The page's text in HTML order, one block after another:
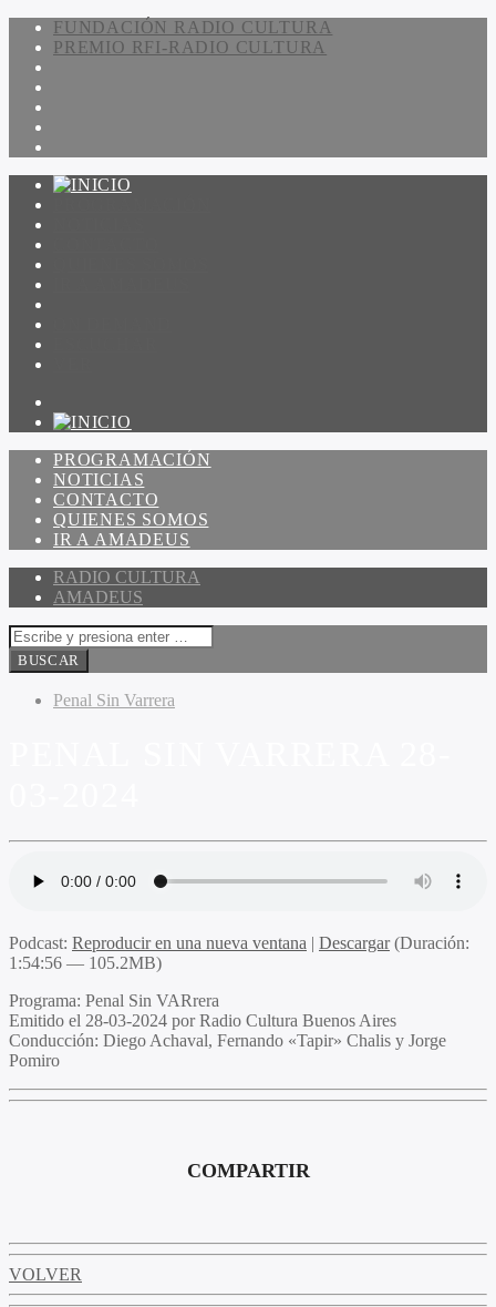
FUNDACIÓN RADIO CULTURA
PREMIO RFI-RADIO CULTURA
PROGRAMACIÓN
NOTICIAS
CONTACTO
QUIENES SOMOS
IR A AMADEUS
RADIO CULTURA
AMADEUS
Penal Sin Varrera
Podcast: Reproducir en una nueva ventana | Descargar(Duración:
1:54:56 — 105.2MB)
Programa: Penal Sin VARrera
Emitido el 28-03-2024 por Radio Cultura Buenos Aires
Conducción: Diego Achaval, Fernando «Tapir» Chalis y Jorge
Pomiro
COMPARTIR
VOLVER